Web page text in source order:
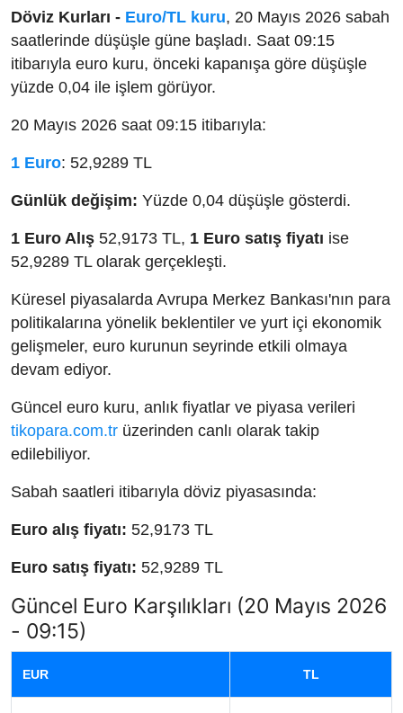
Döviz Kurları - Euro/TL kuru, 20 Mayıs 2026 sabah
saatlerinde düşüşle güne başladı. Saat 09:15
itibarıyla euro kuru, önceki kapanışa göre düşüşle
yüzde 0,04 ile işlem görüyor.
20 Mayıs 2026 saat 09:15 itibarıyla:
1 Euro: 52,9289 TL
Günlük değişim: Yüzde 0,04 düşüşle gösterdi.
1 Euro Alış 52,9173 TL, 1 Euro satış fiyatı ise
52,9289 TL olarak gerçekleşti.
Küresel piyasalarda Avrupa Merkez Bankası'nın para
politikalarına yönelik beklentiler ve yurt içi ekonomik
gelişmeler, euro kurunun seyrinde etkili olmaya
devam ediyor.
Güncel euro kuru, anlık fiyatlar ve piyasa verileri
tikopara.com.tr üzerinden canlı olarak takip
edilebiliyor.
Sabah saatleri itibarıyla döviz piyasasında:
Euro alış fiyatı: 52,9173 TL
Euro satış fiyatı: 52,9289 TL
Güncel Euro Karşılıkları (20 Mayıs 2026
- 09:15)
EUR TL